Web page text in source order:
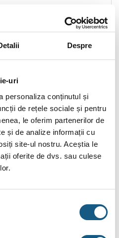
Despre
uri
personaliza conținutul și
de rețele sociale și pentru
le oferim partenerilor de
și de analize informații cu
site-ul nostru. Aceștia le
oferite de dvs. sau culese